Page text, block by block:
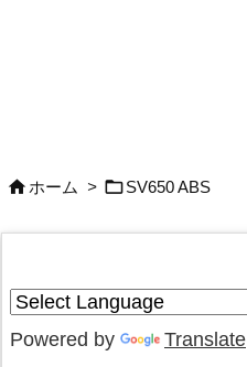
 ホーム > SV650 ABS
Powered by Translate